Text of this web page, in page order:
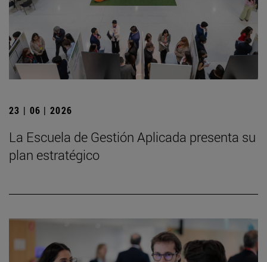
23 | 06 | 2026
La Escuela de Gestión Aplicada presenta su
plan estratégico